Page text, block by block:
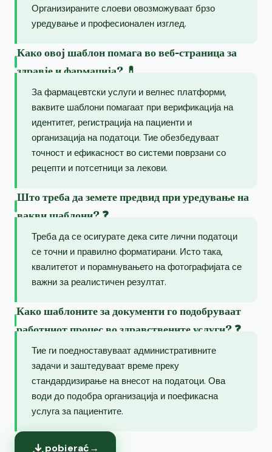
Организираните слоеви овозможуваат брзо
уредување и професионален изглед.
Како овој шаблон помага во веб-страница за
здравје и фармација? 💊
За фармацевтски услуги и велнес платформи,
ваквите шаблони помагаат при верификација на
идентитет, регистрација на пациенти и
организација на податоци. Тие обезбедуваат
точност и ефикасност во системи поврзани со
рецепти и потсетници за лекови.
Што треба да земете предвид при уредување на
вакви шаблони? ❓
Треба да се осигурате дека сите лични податоци
се точни и правилно форматирани. Исто така,
квалитетот и порамнувањето на фотографијата се
важни за реалистичен резултат.
Како шаблоните за документи го подобруваат
работниот процес во здравствените услуги? ❓
Тие ги поедноставуваат административните
задачи и заштедуваат време преку
стандардизирање на внесот на податоци. Ова
води до подобра организација и поефикасна
услуга за пациентите.
pobierać→